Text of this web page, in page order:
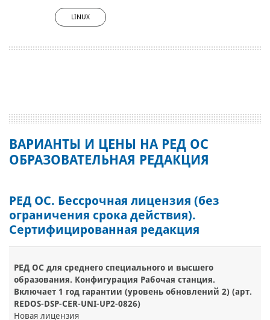
LINUX
ВАРИАНТЫ И ЦЕНЫ НА РЕД ОС
ОБРАЗОВАТЕЛЬНАЯ РЕДАКЦИЯ
РЕД ОС. Бессрочная лицензия (без
ограничения срока действия).
Сертифицированная редакция
РЕД ОС для среднего специального и высшего
образования. Конфигурация Рабочая станция.
Включает 1 год гарантии (уровень обновлений 2) (арт.
REDOS-DSP-CER-UNI-UP2-0826)
Новая лицензия